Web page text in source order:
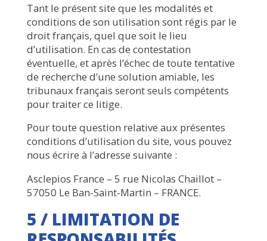
Tant le présent site que les modalités et
conditions de son utilisation sont régis par le
droit français, quel que soit le lieu
d’utilisation. En cas de contestation
éventuelle, et après l’échec de toute tentative
de recherche d’une solution amiable, les
tribunaux français seront seuls compétents
pour traiter ce litige.
Pour toute question relative aux présentes
conditions d’utilisation du site, vous pouvez
nous écrire à l’adresse suivante :
Asclepios France – 5 rue Nicolas Chaillot –
57050 Le Ban-Saint-Martin – FRANCE.
5 / LIMITATION DE